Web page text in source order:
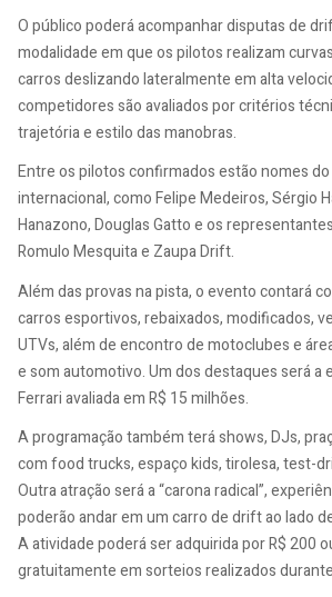
O público poderá acompanhar disputas de
modalidade em que os pilotos realizam
carros deslizando lateralmente em alta
competidores são avaliados por critérios
trajetória e estilo das manobras.
Entre os pilotos confirmados estão nomes
internacional, como Felipe Medeiros, Sérgio
Hanazono, Douglas Gatto e os
Romulo Mesquita e Zaupa Drift.
Além das provas na pista, o evento contará
carros esportivos, rebaixados, modificados,
UTVs, além de encontro de motoclubes e
e som automotivo. Um dos destaques será a
Ferrari avaliada em R$ 15 milhões.
A programação também terá shows, DJs,
com food trucks, espaço kids, tirolesa, test-
Outra atração será a “carona radical”,
poderão andar em um carro de drift ao lado
A atividade poderá ser adquirida por R$ 200
gratuitamente em sorteios realizados